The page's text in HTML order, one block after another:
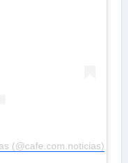
(@cafe.com.noticias)